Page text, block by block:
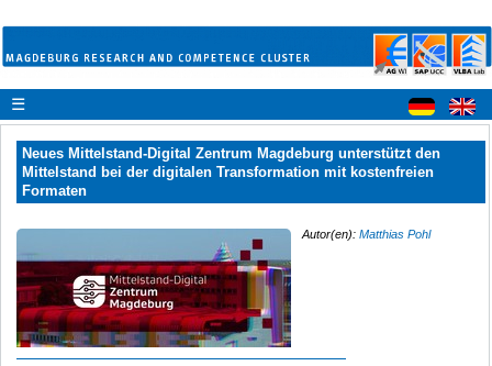
☰
Neues Mittelstand-Digital Zentrum Magdeburg unterstützt den
Mittelstand bei der digitalen Transformation mit kostenfreien
Formaten
Autor(en): Matthias Pohl